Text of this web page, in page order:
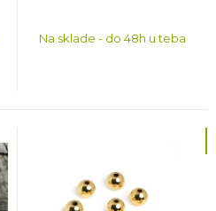
Na sklade - do 48h u teba